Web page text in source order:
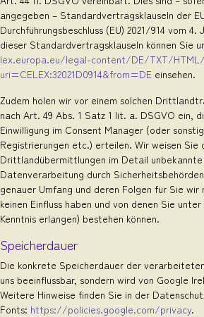
angegeben – Standardvertragsklauseln der
Durchführungsbeschluss (EU) 2021/914 vom 4.
dieser Standardvertragsklauseln können Sie
lex.europa.eu/legal-content/DE/TXT/
uri=CELEX:32021D0914&from=DE einsehen.
Zudem holen wir vor einem solchen
nach Art. 49 Abs. 1 Satz 1 lit. a. DSGVO ein,
Einwilligung im Consent Manager (oder
Registrierungen etc.) erteilen. Wir weisen Sie
Drittlandübermittlungen im Detail unbekannte
Datenverarbeitung durch
genauer Umfang und deren Folgen für Sie
keinen Einfluss haben und von denen Sie
Kenntnis erlangen) bestehen können.
Speicherdauer
Die konkrete Speicherdauer der
uns beeinflussbar, sondern wird von Google
Weitere Hinweise finden Sie in der
Fonts: https://policies.google.com/privacy.